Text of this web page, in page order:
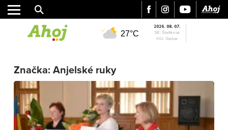
MESTO
REGIÓN
ŠPORT
27°C
2026. 08. 07.
SK: Štefánia
HU: Ibolya
Značka: Anjelské ruky